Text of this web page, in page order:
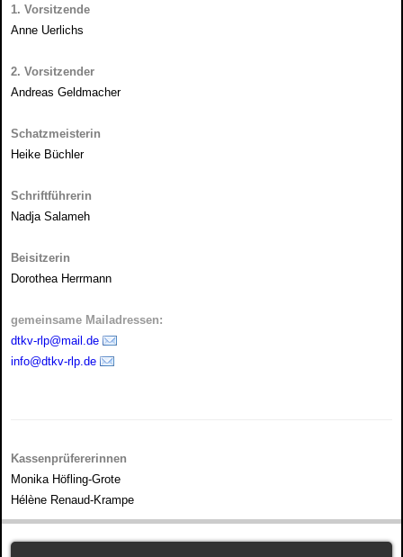
1. Vorsitzende
Anne Uerlichs
2. Vorsitzender
Andreas Geldmacher
Schatzmeisterin
Heike Büchler
Schriftführerin
Nadja Salameh
Beisitzerin
Dorothea Herrmann
gemeinsame Mailadressen:
dtkv-rlp@mail.de
info@dtkv-rlp.de
Kassenprüfererinnen
Monika Höfling-Grote
Hélène Renaud-Krampe